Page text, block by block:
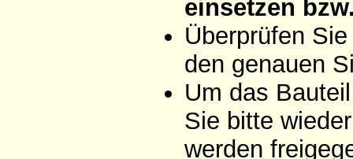
einsetzen
Überprüfen
den genauen
Um das
Sie bitte
werden